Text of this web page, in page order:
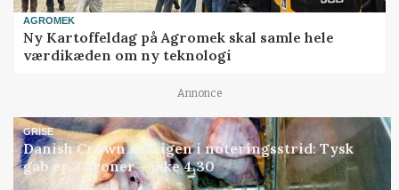
AGROMEK
Ny Kartoffeldag på Agromek skal samle hele
værdikæden om ny teknologi
Annonce
GRISE
Danish Crown slår igen i noteringsstrid: Tysk
gab er 3 kroner – ikke 4,30